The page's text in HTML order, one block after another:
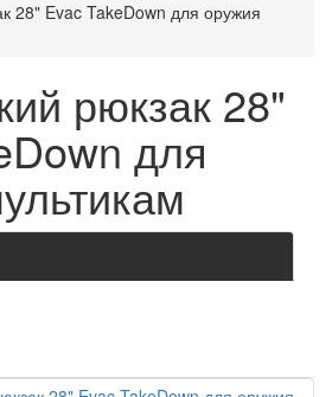
28" Evac TakeDown для оружия
рюкзак 28"
для